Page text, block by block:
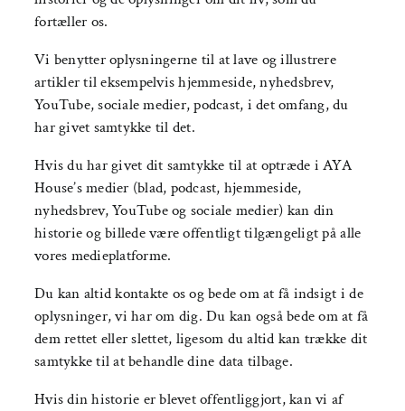
fortæller os.
Vi benytter oplysningerne til at lave og illustrere
artikler til eksempelvis hjemmeside, nyhedsbrev,
YouTube, sociale medier, podcast, i det omfang, du
har givet samtykke til det.
Hvis du har givet dit samtykke til at optræde i AYA
House’s medier (blad, podcast, hjemmeside,
nyhedsbrev, YouTube og sociale medier) kan din
historie og billede være offentligt tilgængeligt på alle
vores medieplatforme.
Du kan altid kontakte os og bede om at få indsigt i de
oplysninger, vi har om dig. Du kan også bede om at få
dem rettet eller slettet, ligesom du altid kan trække dit
samtykke til at behandle dine data tilbage.
Hvis din historie er blevet offentliggjort, kan vi af